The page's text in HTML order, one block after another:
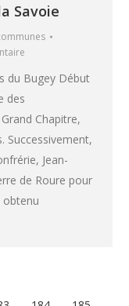
Savoie
du Bugey Début
des
Chapitre,
Successivement,
Jean-
de Roure pour